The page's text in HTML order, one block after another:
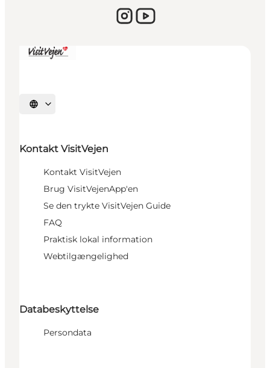
Vælg sprog
Kontakt VisitVejen
Kontakt VisitVejen
Brug VisitVejenApp'en
Se den trykte VisitVejen Guide
FAQ
Praktisk lokal information
Webtilgængelighed
Databeskyttelse
Persondata